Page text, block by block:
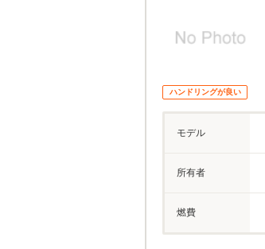
ハンドリングが良い
モデル
所有者
燃費